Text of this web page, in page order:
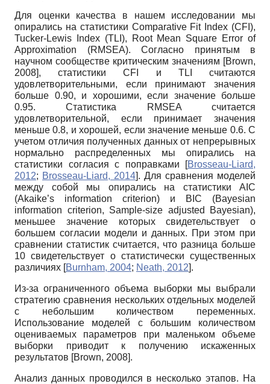
Для оценки качества в нашем исследовании мы
опирались на статистики Comparative Fit Index (CFI),
Tucker-Lewis Index (TLI), Root Mean Square Error of
Approximation (RMSEA). Согласно принятым в
научном сообществе критическим значениям [Brown,
2008], статистикиCFI и TLIсчитаются
удовлетворительными, если принимают значения
больше 0.90, и хорошими, если значение больше
0.95. Статистика
RMSEAсчитается
удовлетворительной, если принимает значения
меньше 0.8, и хорошей, если значение меньше 0.6. С
учетом отличия полученных данных от непрерывных
нормально распределенных мы опирались на
статистики согласия с поправками
[Brosseau-Liard,
2012; Brosseau-Liard, 2014]. Для сравнения моделей
между собой мы опирались на статистики AIC
(Akaike’s information criterion) и
BIC (Bayesian
information criterion, Sample-size adjusted Bayesian),
меньшее значение которых свидетельствует о
большем согласии модели и данных. При этом при
сравнении статистик считается, что разница больше
10 свидетельствует о статистически существенных
различиях [Burnham, 2004; Neath, 2012].
Из-за ограниченного объема выборки мы выбрали
стратегию сравнения нескольких отдельных моделей
с небольшим количеством переменных.
Использование моделей с большим количеством
оцениваемых параметров при маленьком объеме
выборки приводит к получению искаженных
результатов [Brown, 2008].
Анализ данных проводился в несколько этапов. На